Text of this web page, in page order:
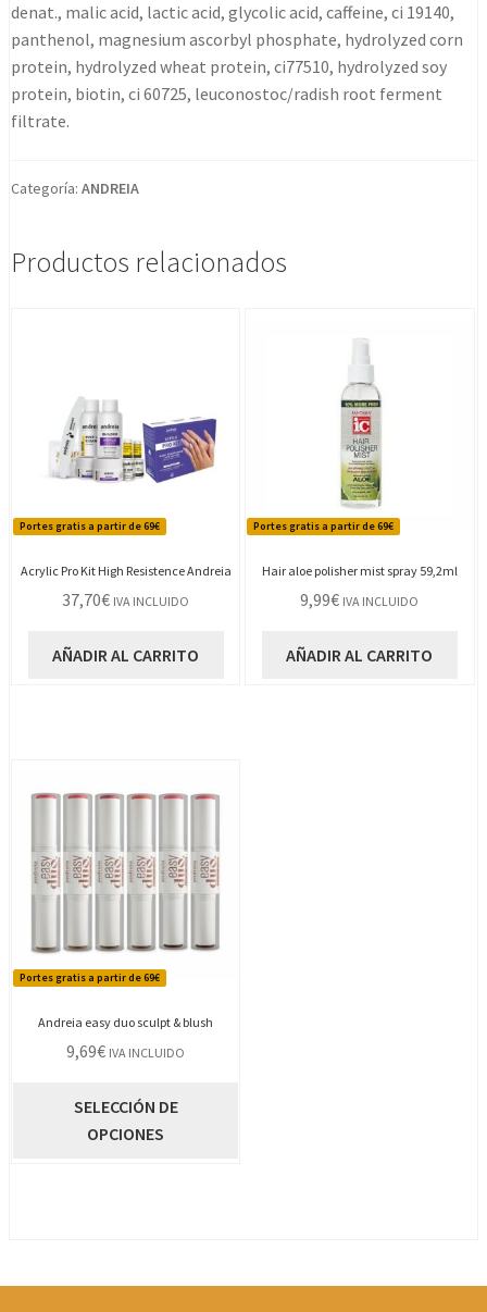
denat., malic acid, lactic acid, glycolic acid, caffeine, ci 19140,
panthenol, magnesium ascorbyl phosphate, hydrolyzed corn
protein, hydrolyzed wheat protein, ci77510, hydrolyzed soy
protein, biotin, ci 60725, leuconostoc/radish root ferment
filtrate.
Categoría: ANDREIA
Productos relacionados
Portes gratis a partir de 69€
Acrylic Pro Kit High Resistence Andreia
37,70€ IVA INCLUIDO
AÑADIR AL CARRITO
Portes gratis a partir de 69€
Hair aloe polisher mist spray 59,2ml
9,99€ IVA INCLUIDO
AÑADIR AL CARRITO
Portes gratis a partir de 69€
Andreia easy duo sculpt & blush
9,69€ IVA INCLUIDO
SELECCIÓN DE
OPCIONES
se